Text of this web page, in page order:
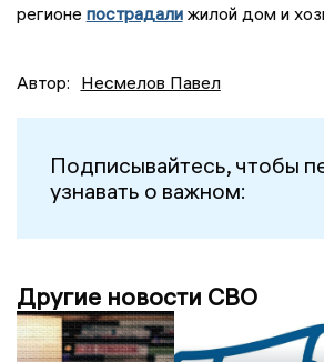
регионе пострадалижилой дом и
Автор: Несмелов Павел
Подписывайтесь, чтобы
узнавать о важном:
Другие новости СВО